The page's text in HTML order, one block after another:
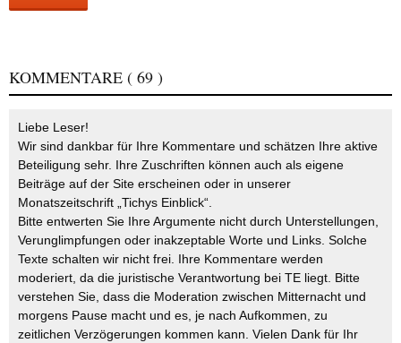
KOMMENTARE ( 69 )
Liebe Leser!
Wir sind dankbar für Ihre Kommentare und schätzen Ihre aktive
Beteiligung sehr. Ihre Zuschriften können auch als eigene
Beiträge auf der Site erscheinen oder in unserer
Monatszeitschrift „Tichys Einblick“.
Bitte entwerten Sie Ihre Argumente nicht durch Unterstellungen,
Verunglimpfungen oder inakzeptable Worte und Links. Solche
Texte schalten wir nicht frei. Ihre Kommentare werden
moderiert, da die juristische Verantwortung bei TE liegt. Bitte
verstehen Sie, dass die Moderation zwischen Mitternacht und
morgens Pause macht und es, je nach Aufkommen, zu
zeitlichen Verzögerungen kommen kann. Vielen Dank für Ihr